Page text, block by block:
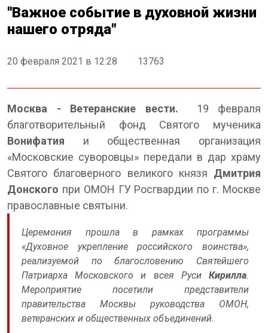
"Важное событие в духовной жизни
нашего отряда"
20 февраля 2021 в 12:28 13763
Москва - Ветеранские вести. 19 февраля
благотворительный фонд Святого мученика
Вонифатия и общественная организация
«Московские суворовцы» передали в дар храму
Святого благоверного великого князя Дмитрия
Донского при ОМОН ГУ Росгвардии по г. Москве
православные святыни.
Церемония прошла в рамках программы
«Духовное укрепление российского воинства»,
реализуемой по благословению Святейшего
Патриарха Московского и всея Руси Кирилла.
Мероприятие посетили представители
правительства Москвы руководства ОМОН,
ветеранских и общественных объединений.